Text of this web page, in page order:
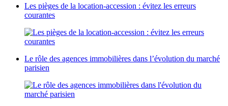
Les pièges de la location-accession : évitez les erreurs
courantes
Le rôle des agences immobilières dans l’évolution du marché
parisien